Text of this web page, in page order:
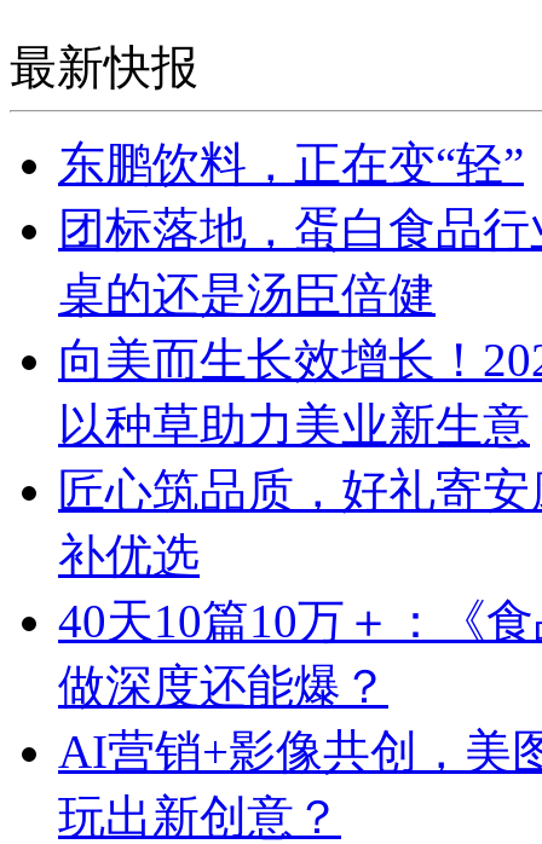
最新快报
东鹏饮料，正在变“轻”
团标落地，蛋白食品
桌的还是汤臣倍健
向美而生长效增长！
以种草助力美业新生意
匠心筑品质，好礼寄
补优选
40天10篇10万＋：《
做深度还能爆？
AI营销+影像共创，美
玩出新创意？